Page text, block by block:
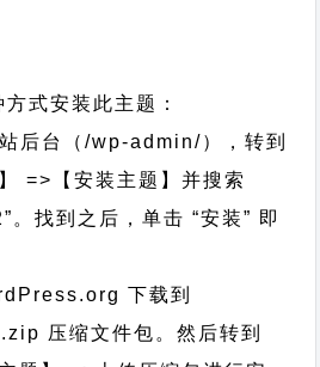
式安装此主题：
后台（/wp-admin/），转到
=>【安装主题】并搜索
找到之后，单击 “安装” 即
下载到
压缩文件包。然后转到